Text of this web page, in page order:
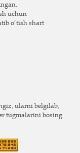
uchun
o‘tish shart
ularni belgilab,
tugmalarini bosing